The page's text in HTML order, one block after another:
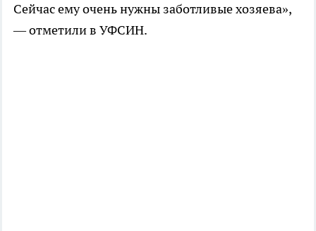
Сейчас ему очень нужны заботливые хозяева»,
— отметили в УФСИН.